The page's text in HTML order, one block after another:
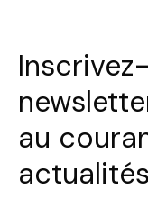
au
actualités